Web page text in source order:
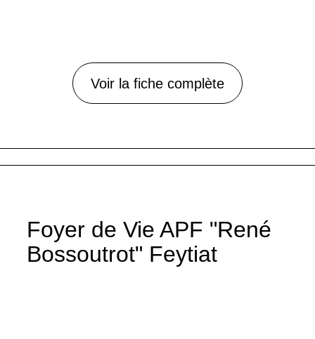
Voir la fiche complète
Foyer de Vie APF "René
Bossoutrot" Feytiat